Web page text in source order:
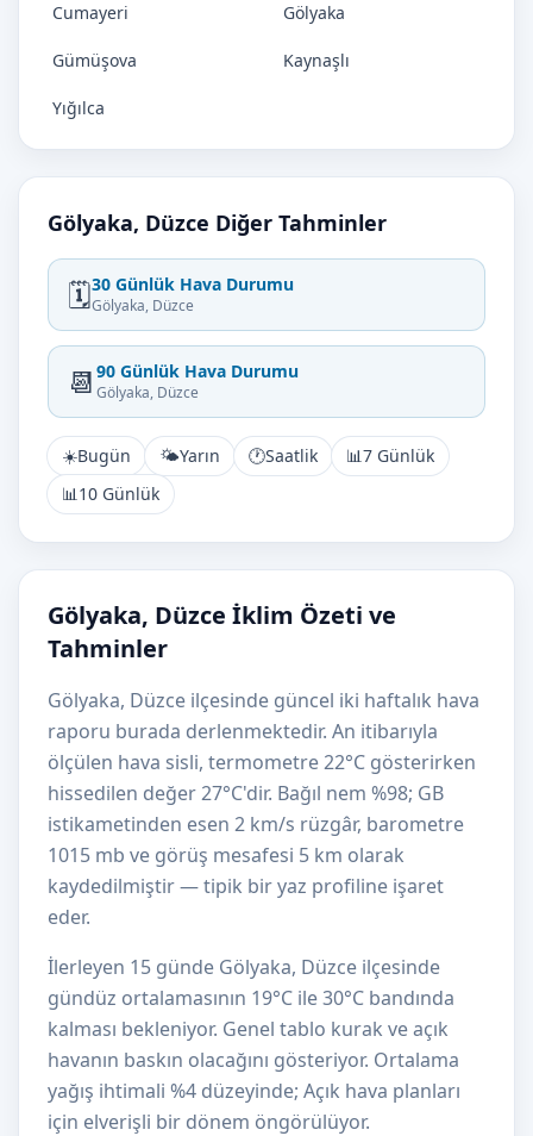
Cumayeri Gölyaka
Gümüşova Kaynaşlı
Yığılca
Gölyaka, Düzce Diğer Tahminler
🗓️30 Günlük Hava Durumu
Gölyaka, Düzce
📆 90 Günlük Hava Durumu
Gölyaka, Düzce
☀️Bugün 🌤️Yarın 🕐Saatlik 📊7 Günlük
📊10 Günlük
Gölyaka, Düzce İklim Özeti ve
Tahminler
Gölyaka, Düzce ilçesinde güncel iki haftalık hava
raporu burada derlenmektedir. An itibarıyla
ölçülen hava sisli, termometre 22°C gösterirken
hissedilen değer 27°C'dir. Bağıl nem %98; GB
istikametinden esen 2 km/s rüzgâr, barometre
1015 mb ve görüş mesafesi 5 km olarak
kaydedilmiştir — tipik bir yaz profiline işaret
eder.
İlerleyen 15 günde Gölyaka, Düzce ilçesinde
gündüz ortalamasının 19°C ile 30°C bandında
kalması bekleniyor. Genel tablo kurak ve açık
havanın baskın olacağını gösteriyor. Ortalama
yağış ihtimali %4 düzeyinde; Açık hava planları
için elverişli bir dönem öngörülüyor.